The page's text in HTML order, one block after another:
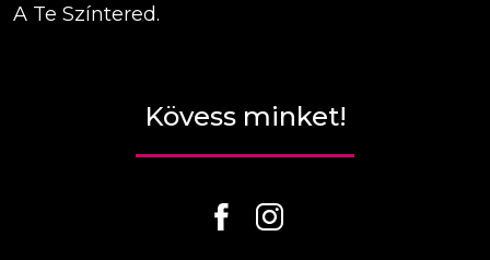
A Te Színtered.
Kövess minket!